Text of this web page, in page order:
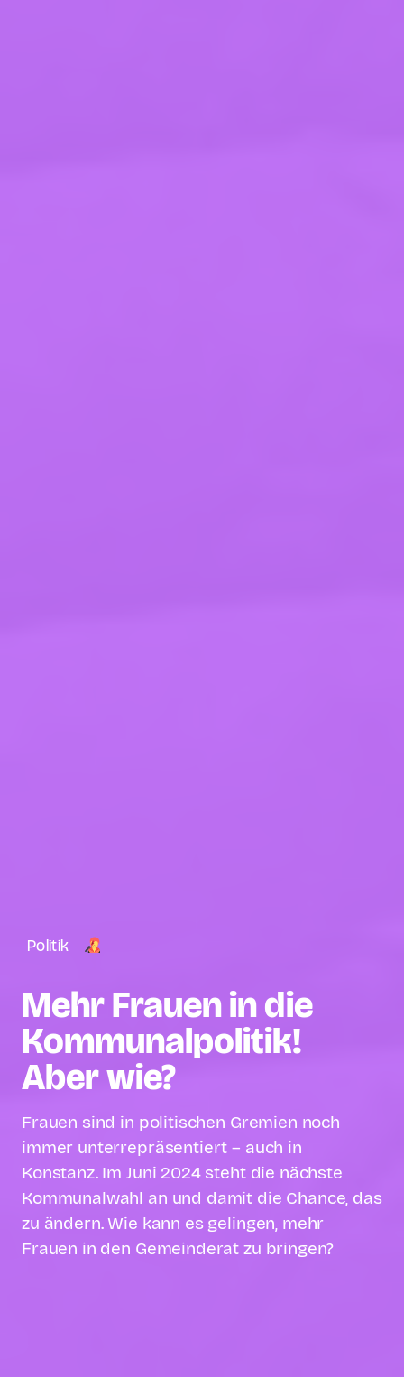
Politik
Mehr Frauen in die
Kommunal­politik!
Aber wie?
Frauen sind in politischen Gremien noch
immer unterrepräsentiert – auch in
Konstanz. Im Juni 2024 steht die nächste
Kommunalwahl an und damit die Chance, das
zu ändern. Wie kann es gelingen, mehr
Frauen in den Gemeinderat zu bringen?